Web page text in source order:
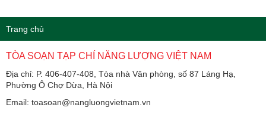
Trang chủ
TÒA SOẠN TẠP CHÍ NĂNG LƯỢNG VIỆT NAM
Địa chỉ: P. 406-407-408, Tòa nhà Văn phòng, số 87 Láng Hạ,
Phường Ô Chợ Dừa, Hà Nội
Email: toasoan@nangluongvietnam.vn